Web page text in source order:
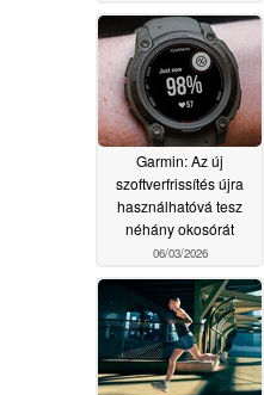
06/06/2026
Garmin: Az új
szoftverfrissítés újra
használhatóvá tesz
néhány okosórát
06/03/2026